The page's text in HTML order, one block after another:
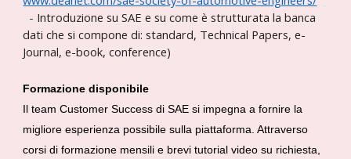
- Introduzione su SAE e su come è strutturata la banca
dati che si compone di: standard, Technical Papers, e-
Journal, e-book, conference)
Formazione disponibile
Il team Customer Success di SAE si impegna a fornire la
migliore esperienza possibile sulla piattaforma. Attraverso
corsi di formazione mensili e brevi tutorial video su richiesta,